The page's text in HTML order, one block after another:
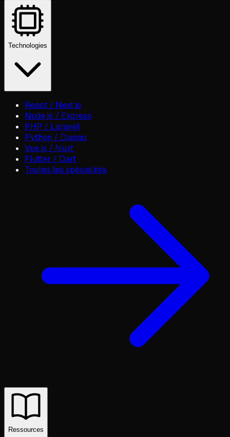
Technologies
React / Next.js
Node.js / Express
PHP / Laravel
Python / Django
Vue.js / Nuxt
Flutter / Dart
Toutes les spécialités
Ressources